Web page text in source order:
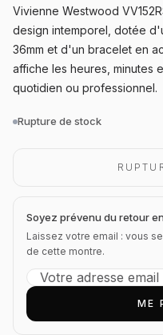
Vivienne Westwood
design intemporel, dotée
36mm et d'un bracelet en
affiche les heures, minutes
quotidien ou professionnel.
Rupture de stock
Soyez prévenu du retour
Laissez votre email : vous
de cette montre.
ME